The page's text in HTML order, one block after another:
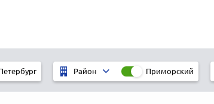
Район Приморский